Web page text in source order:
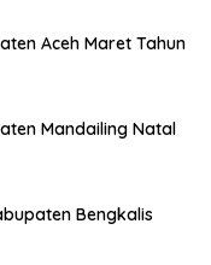
Aceh Maret Tahun
Mandailing Natal
Bengkalis